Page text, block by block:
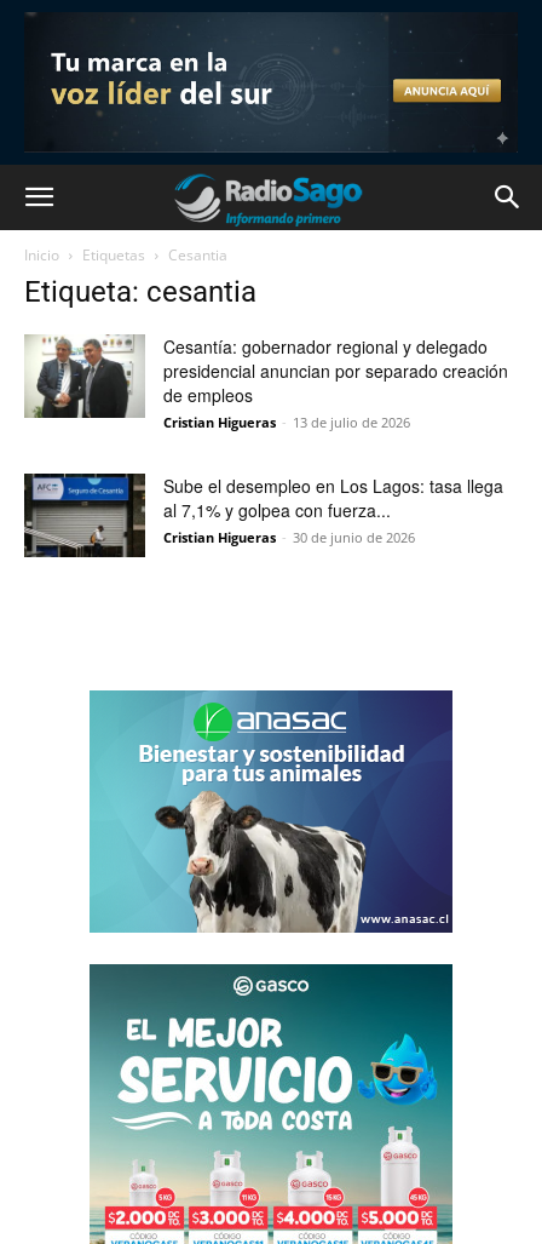
Inicio Etiquetas Cesantia
Etiqueta: cesantia
Cesantía: gobernador regional y delegado
presidencial anuncian por separado creación
de empleos
Cristian Higueras - 13 de julio de 2026
Sube el desempleo en Los Lagos: tasa llega
al 7,1% y golpea con fuerza...
Cristian Higueras - 30 de junio de 2026